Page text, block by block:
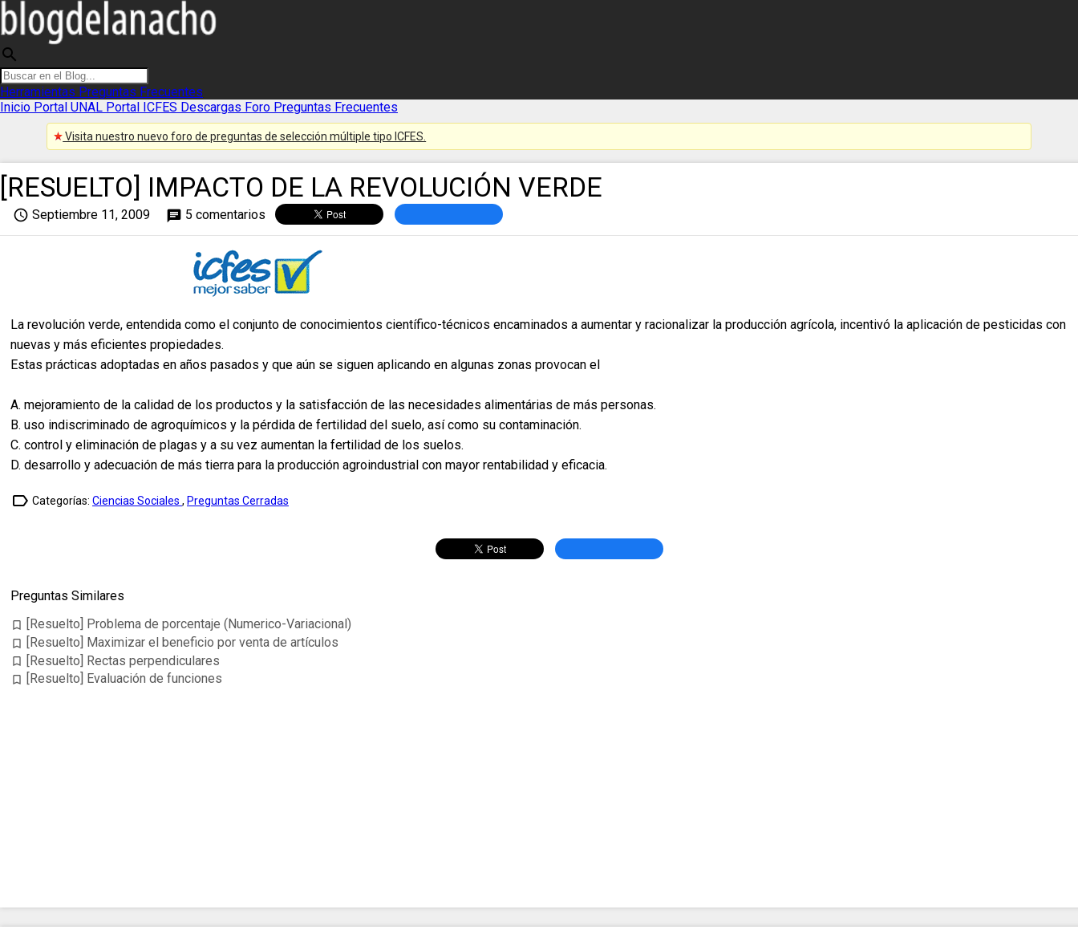
search
Herramientas Preguntas Frecuentes
Inicio Portal UNAL Portal ICFES Descargas Foro Preguntas Frecuentes
Visita nuestro nuevo foro de preguntas de selección múltiple tipo ICFES.
[RESUELTO] IMPACTO DE LA REVOLUCIÓN VERDE
access_time Septiembre 11, 2009 chat 5 comentarios
La revolución verde, entendida como el conjunto de conocimientos científico-técnicos encaminados a aumentar y racionalizar la producción agrícola, incentivó la aplicación de pesticidas con
nuevas y más eficientes propiedades.
Estas prácticas adoptadas en años pasados y que aún se siguen aplicando en algunas zonas provocan el
A. mejoramiento de la calidad de los productos y la satisfacción de las necesidades alimentárias de más personas.
B. uso indiscriminado de agroquímicos y la pérdida de fertilidad del suelo, así como su contaminación.
C. control y eliminación de plagas y a su vez aumentan la fertilidad de los suelos.
D. desarrollo y adecuación de más tierra para la producción agroindustrial con mayor rentabilidad y eficacia.
label_outline Categorías: Ciencias Sociales , Preguntas Cerradas
Preguntas Similares
bookmark_border [Resuelto] Problema de porcentaje (Numerico-Variacional)
bookmark_border [Resuelto] Maximizar el beneficio por venta de artículos
bookmark_border [Resuelto] Rectas perpendiculares
bookmark_border [Resuelto] Evaluación de funciones